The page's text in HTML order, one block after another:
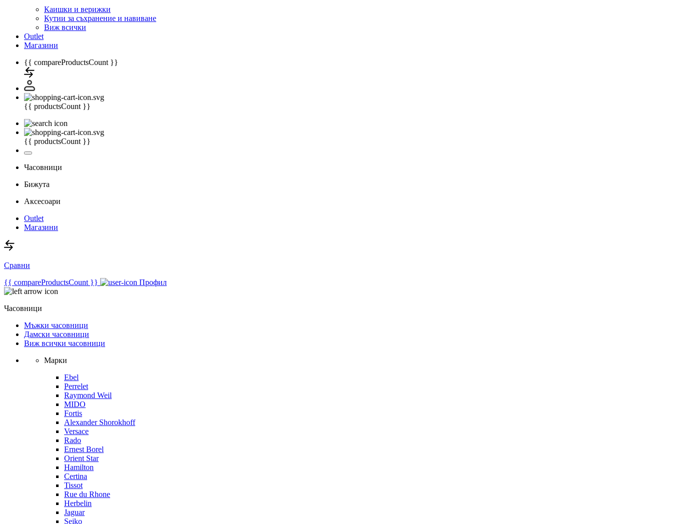
Каишки и верижки
Кутии за съхранение и навиване
Виж всички
Outlet
Магазини
{{ compareProductsCount }}
{{ productsCount }}
{{ productsCount }}
Часовници
Бижута
Аксесоари
Outlet
Магазини
Сравни
{{ compareProductsCount }}
Профил
Часовници
Мъжки часовници
Дамски часовници
Виж всички часовници
Марки
Ebel
Perrelet
Raymond Weil
MIDO
Fortis
Alexander Shorokhoff
Versace
Rado
Ernest Borel
Orient Star
Hamilton
Certina
Tissot
Rue du Rhone
Herbelin
Jaguar
Seiko